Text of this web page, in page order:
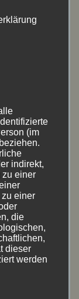
(im
indirekt,
zu einer
zu einer
die
dieser
werden